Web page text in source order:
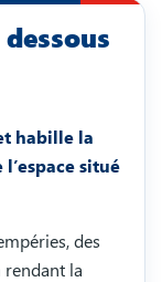
habille la
situé
des
rendant la